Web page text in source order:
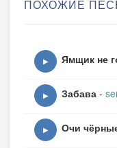
ПОХОЖИЕ
▶ Ямщик не
▶ Забава -
▶ Очи